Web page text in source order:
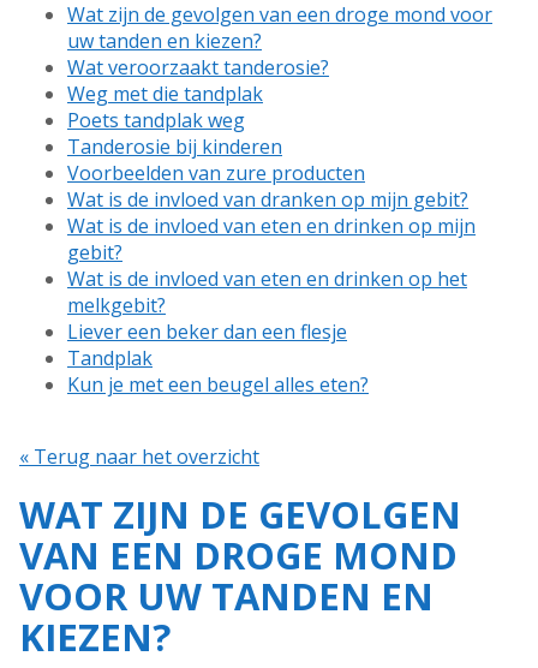
Wat zijn de gevolgen van een droge mond voor
uw tanden en kiezen?
Wat veroorzaakt tanderosie?
Weg met die tandplak
Poets tandplak weg
Tanderosie bij kinderen
Voorbeelden van zure producten
Wat is de invloed van dranken op mijn gebit?
Wat is de invloed van eten en drinken op mijn
gebit?
Wat is de invloed van eten en drinken op het
melkgebit?
Liever een beker dan een flesje
Tandplak
Kun je met een beugel alles eten?
« Terug naar het overzicht
WAT ZIJN DE GEVOLGEN
VAN EEN DROGE MOND
VOOR UW TANDEN EN
KIEZEN?